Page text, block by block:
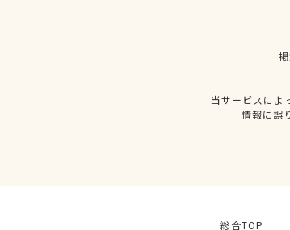
当サービスによ
情報に誤
総合TOP